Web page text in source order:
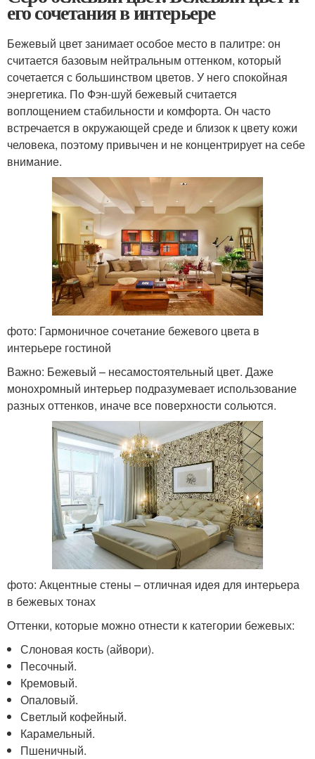
его сочетания в интерьере
Бежевый цвет занимает особое место в палитре: он
считается базовым нейтральным оттенком, который
сочетается с большинством цветов. У него спокойная
энергетика. По Фэн-шуй бежевый считается
воплощением стабильности и комфорта. Он часто
встречается в окружающей среде и близок к цвету кожи
человека, поэтому привычен и не концентрирует на себе
внимание.
фото: Гармоничное сочетание бежевого цвета в
интерьере гостиной
Важно: Бежевый – несамостоятельный цвет. Даже
монохромный интерьер подразумевает использование
разных оттенков, иначе все поверхности сольются.
фото: Акцентные стены – отличная идея для интерьера
в бежевых тонах
Оттенки, которые можно отнести к категории бежевых:
Слоновая кость (айвори).
Песочный.
Кремовый.
Опаловый.
Светлый кофейный.
Карамельный.
Пшеничный.